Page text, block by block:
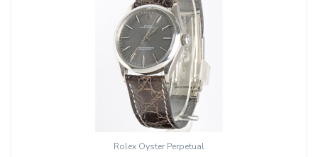
Rolex Oyster Perpetual